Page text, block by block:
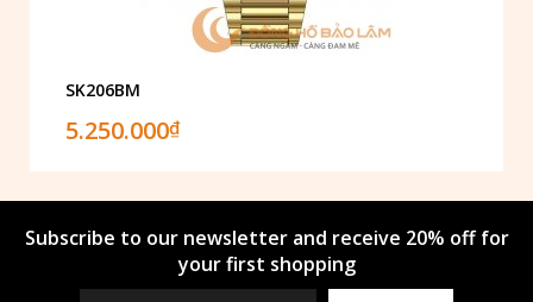
SK206BM
5.250.000₫
Subscribe to our newsletter and receive 20% off for
your first shopping